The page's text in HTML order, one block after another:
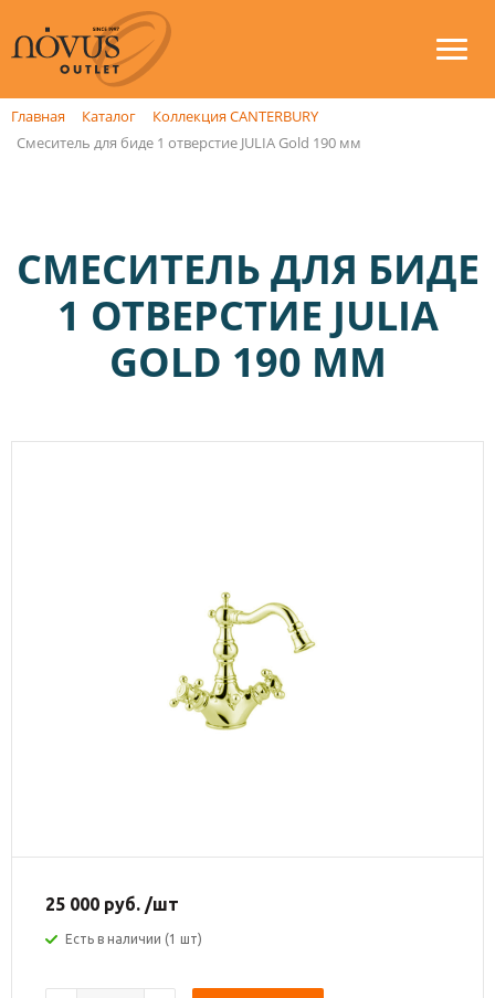
Главная Каталог
Коллекция CANTERBURY
Смеситель для биде 1 отверстие JULIA Gold 190 мм
СМЕСИТЕЛЬ ДЛЯ БИДЕ
1 ОТВЕРСТИЕ JULIA
GOLD 190 ММ
25 000 руб. /шт
Есть в наличии (1 шт)